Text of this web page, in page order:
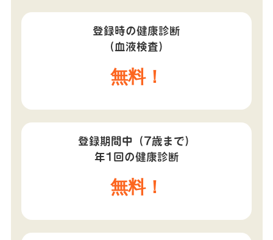
登録時の健康診断
（血液検査）
無料！
登録期間中（7歳まで）
年1回の健康診断
無料！